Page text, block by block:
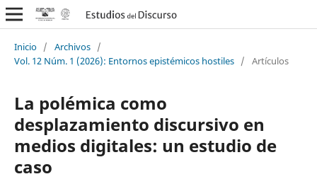
Inicio / Archivos /
Vol. 12 Núm. 1 (2026): Entornos epistémicos hostiles / Artículos
La polémica como
desplazamiento discursivo en
medios digitales: un estudio de
caso